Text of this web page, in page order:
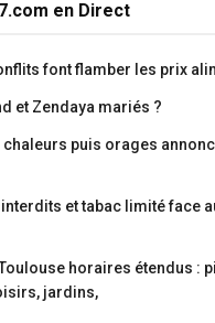
en Direct
font flamber les prix
et Zendaya mariés ?
puis orages
et tabac limité face
horaires étendus :
jardins,